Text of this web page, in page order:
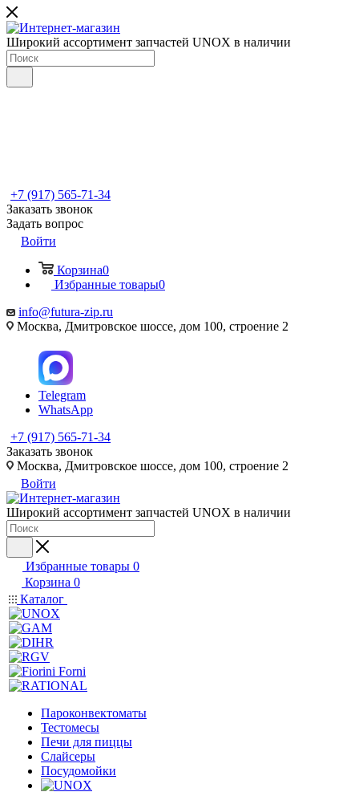
Широкий ассортимент запчастей UNOX в наличии
+7 (917) 565-71-34
Заказать звонок
Задать вопрос
Войти
Корзина0
Избранные товары0
info@futura-zip.ru
Москва, Дмитровское шоссе, дом 100, строение 2
Telegram
WhatsApp
+7 (917) 565-71-34
Заказать звонок
Москва, Дмитровское шоссе, дом 100, строение 2
Войти
Широкий ассортимент запчастей UNOX в наличии
Избранные товары 0
Корзина 0
Каталог
Пароконвектоматы
Тестомесы
Печи для пиццы
Слайсеры
Посудомойки